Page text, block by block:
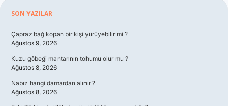
Sidebar
SON YAZILAR
Çapraz bağ kopan bir kişi yürüyebilir mi ?
Ağustos 9, 2026
Kuzu göbeği mantarının tohumu olur mu ?
Ağustos 8, 2026
Nabız hangi damardan alınır ?
Ağustos 8, 2026